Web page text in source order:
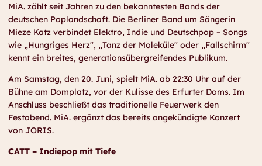
MiA. zählt seit Jahren zu den bekanntesten Bands der
deutschen Poplandschaft. Die Berliner Band um Sängerin
Mieze Katz verbindet Elektro, Indie und Deutschpop – Songs
wie „Hungriges Herz", „Tanz der Moleküle" oder „Fallschirm"
kennt ein breites, generationsübergreifendes Publikum.
Am Samstag, den 20. Juni, spielt MiA. ab 22:30 Uhr auf der
Bühne am Domplatz, vor der Kulisse des Erfurter Doms. Im
Anschluss beschließt das traditionelle Feuerwerk den
Festabend. MiA. ergänzt das bereits angekündigte Konzert
von JORIS.
CATT – Indiepop mit Tiefe